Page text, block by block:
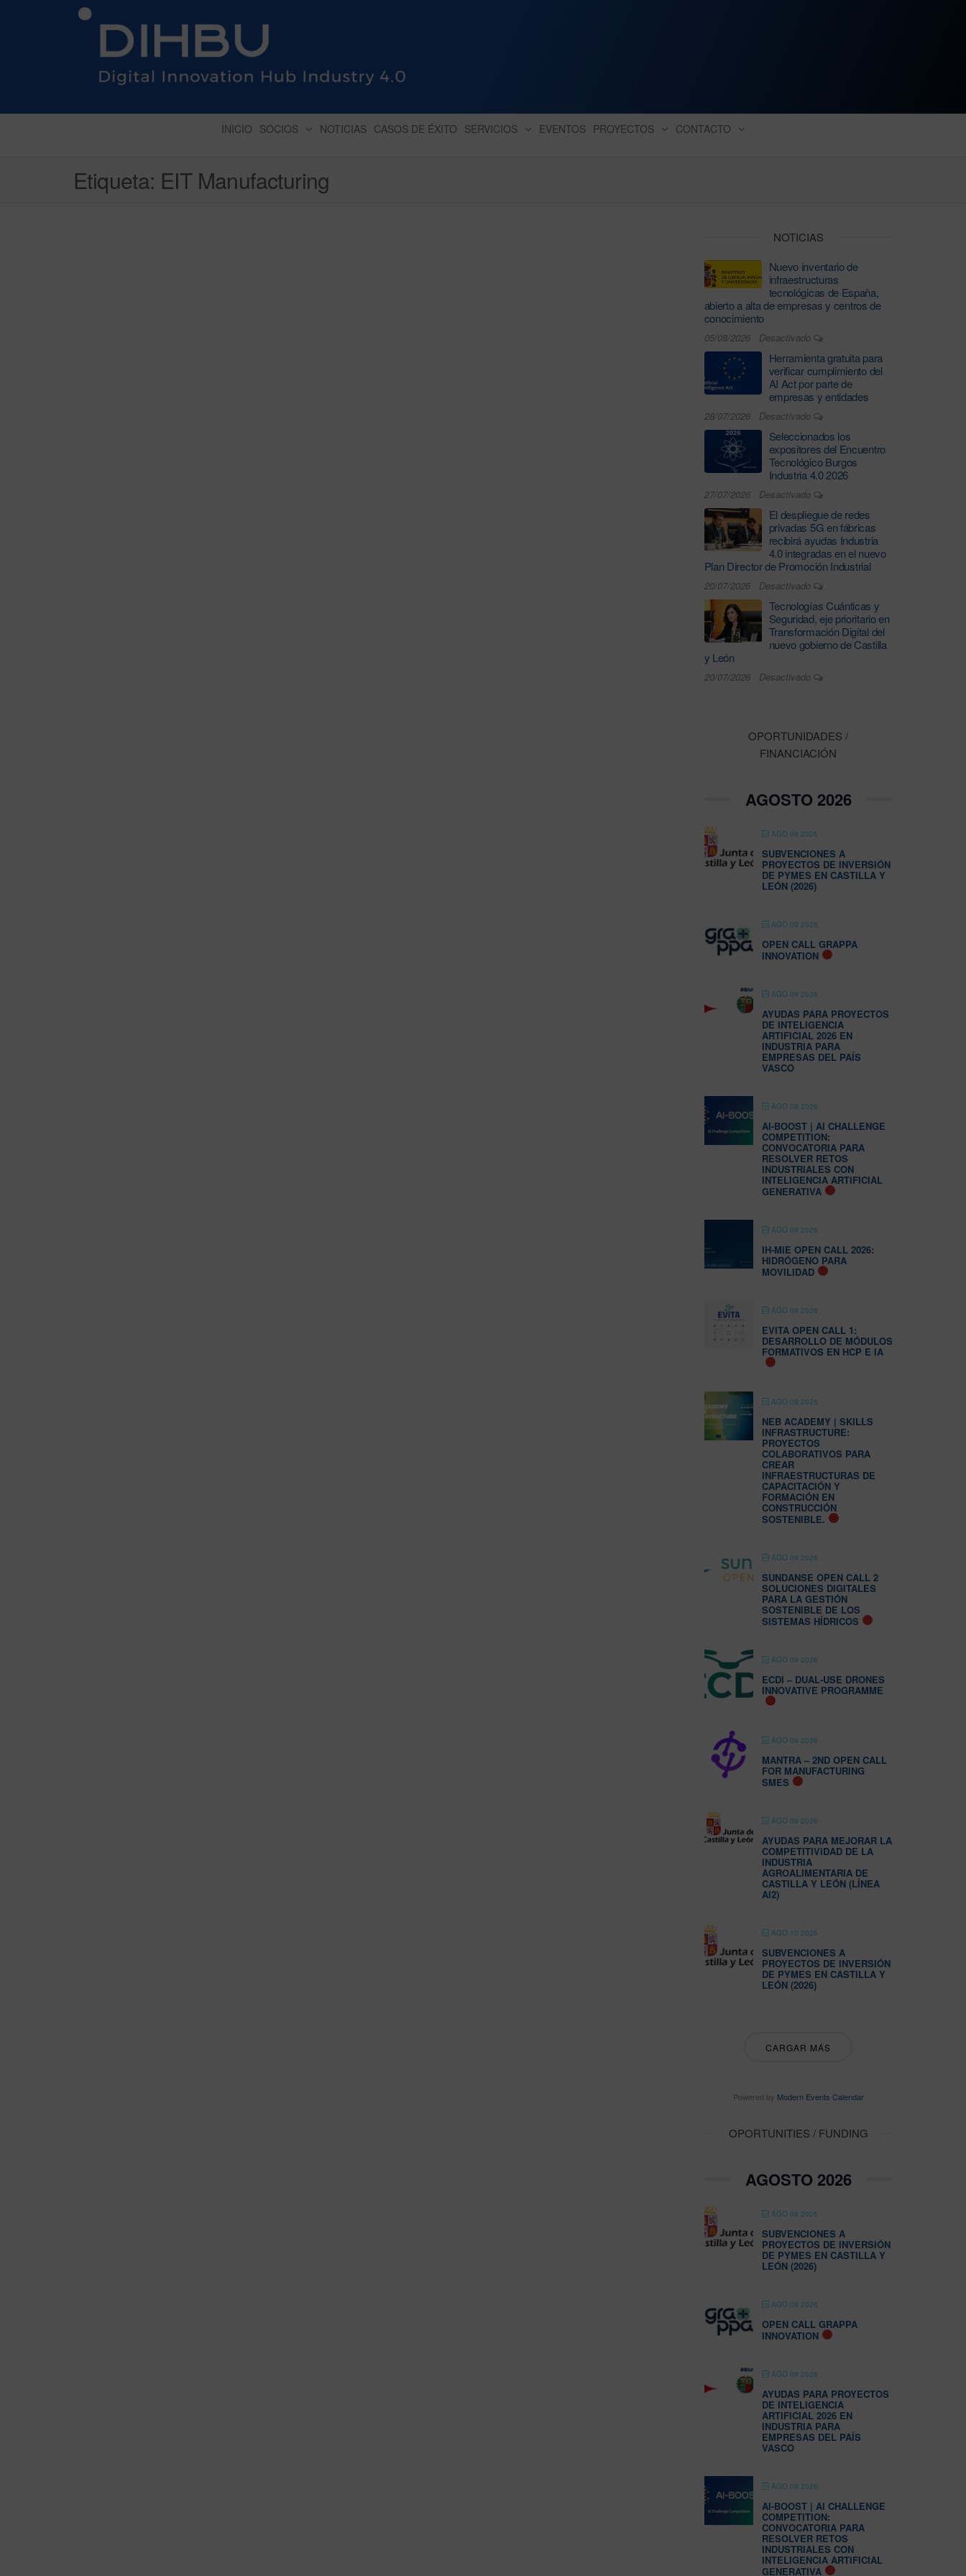
DIGITAL INNOVATION HUB INDUSTRY 4.0
INICIO SOCIOS NOTICIAS CASOS DE ÉXITO SERVICIOS EVENTOS PROYECTOS CONTACTO
Etiqueta: EIT Manufacturing
NOTICIAS
Nuevo inventario de
infraestructuras
tecnológicas de España,
abierto a alta de empresas y centros de
conocimiento
05/08/2026 Desactivado
Herramienta gratuita para
verificar cumplimiento del
AI Act por parte de
empresas y entidades
28/07/2026 Desactivado
Seleccionados los
expositores del Encuentro
Tecnológico Burgos
Industria 4.0 2026
27/07/2026 Desactivado
El despliegue de redes
privadas 5G en fábricas
recibirá ayudas Industria
4.0 integradas en el nuevo
Plan Director de Promoción Industrial
20/07/2026 Desactivado
Tecnologías Cuánticas y
Seguridad, eje prioritario en
Transformación Digital del
nuevo gobierno de Castilla
y León
20/07/2026 Desactivado
OPORTUNIDADES /
FINANCIACIÓN
AGOSTO 2026
AGO 09 2026
SUBVENCIONES A
PROYECTOS DE INVERSIÓN
DE PYMES EN CASTILLA Y
LEÓN (2026)
AGO 09 2026
OPEN CALL GRAPPA
INNOVATION
AGO 09 2026
AYUDAS PARA PROYECTOS
DE INTELIGENCIA
ARTIFICIAL 2026 EN
INDUSTRIA PARA
EMPRESAS DEL PAÍS
VASCO
AGO 09 2026
AI-BOOST | AI CHALLENGE
COMPETITION:
CONVOCATORIA PARA
RESOLVER RETOS
INDUSTRIALES CON
INTELIGENCIA ARTIFICIAL
GENERATIVA
AGO 09 2026
IH-MIE OPEN CALL 2026:
HIDRÓGENO PARA
MOVILIDAD
AGO 09 2026
EVITA OPEN CALL 1:
DESARROLLO DE MÓDULOS
FORMATIVOS EN HCP E IA
AGO 09 2026
NEB ACADEMY | SKILLS
INFRASTRUCTURE:
PROYECTOS
COLABORATIVOS PARA
CREAR
INFRAESTRUCTURAS DE
CAPACITACIÓN Y
FORMACIÓN EN
CONSTRUCCIÓN
SOSTENIBLE.
AGO 09 2026
SUNDANSE OPEN CALL 2
SOLUCIONES DIGITALES
PARA LA GESTIÓN
SOSTENIBLE DE LOS
SISTEMAS HÍDRICOS
AGO 09 2026
ECDI – DUAL-USE DRONES
INNOVATIVE PROGRAMME
AGO 09 2026
MANTRA – 2ND OPEN CALL
FOR MANUFACTURING
SMES
AGO 09 2026
AYUDAS PARA MEJORAR LA
COMPETITIVIDAD DE LA
INDUSTRIA
AGROALIMENTARIA DE
CASTILLA Y LEÓN (LÍNEA
AI2)
AGO 10 2026
SUBVENCIONES A
PROYECTOS DE INVERSIÓN
DE PYMES EN CASTILLA Y
LEÓN (2026)
CARGAR MÁS
Powered by Modern Events Calendar
OPORTUNITIES / FUNDING
AGOSTO 2026
AGO 09 2026
SUBVENCIONES A
PROYECTOS DE INVERSIÓN
DE PYMES EN CASTILLA Y
LEÓN (2026)
AGO 09 2026
OPEN CALL GRAPPA
INNOVATION
AGO 09 2026
AYUDAS PARA PROYECTOS
DE INTELIGENCIA
ARTIFICIAL 2026 EN
INDUSTRIA PARA
EMPRESAS DEL PAÍS
VASCO
AGO 09 2026
AI-BOOST | AI CHALLENGE
COMPETITION:
CONVOCATORIA PARA
RESOLVER RETOS
INDUSTRIALES CON
INTELIGENCIA ARTIFICIAL
GENERATIVA